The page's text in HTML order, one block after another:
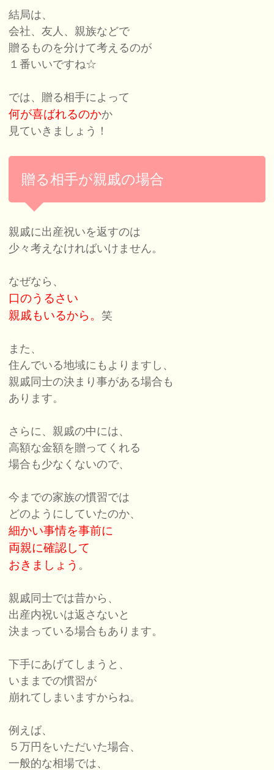
結局は、
会社、友人、親族などで
贈るものを分けて考えるのが
１番いいですね☆
では、贈る相手によって
何が喜ばれるのかか
見ていきましょう！
贈る相手が親戚の場合
親戚に出産祝いを返すのは
少々考えなければいけません。
なぜなら、
口のうるさい
親戚もいるから。笑
また、
住んでいる地域にもよりますし、
親戚同士の決まり事がある場合も
あります。
さらに、親戚の中には、
高額な金額を贈ってくれる
場合も少なくないので、
今までの家族の慣習では
どのようにしていたのか、
細かい事情を事前に
両親に確認して
おきましょう 。
親戚同士では昔から、
出産内祝いは返さないと
決まっている場合もあります。
下手にあげてしまうと、
いままでの慣習が
崩れてしまいますからね。
例えば、
５万円をいただいた場合、
一般的な相場では、